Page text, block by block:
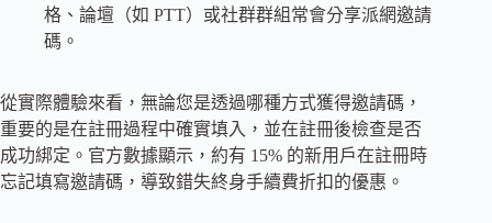
格、論壇（如 PTT）或社群群組常會分享派網邀請
碼。
從實際體驗來看，無論您是透過哪種方式獲得邀請碼，
重要的是在註冊過程中確實填入，並在註冊後檢查是否
成功綁定。官方數據顯示，約有 15% 的新用戶在註冊時
忘記填寫邀請碼，導致錯失終身手續費折扣的優惠。